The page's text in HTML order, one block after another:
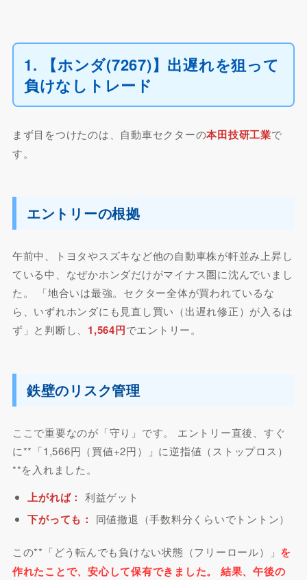
1. 【ホンダ(7267)】出遅れを狙って
負けなしトレード
まず目をつけたのは、自動車セクターの本田技研工業で
す。
エントリーの根拠
午前中、トヨタやスズキなど他の自動車株が軒並み上昇し
ている中、なぜかホンダだけがマイナス圏に沈んでいまし
た。 「地合いは最強。セクター全体が買われているな
ら、いずれホンダにも見直し買い（出遅れ修正）が入るは
ず」と判断し、 1,564円でエントリー。
鉄壁のリスク管理
ここで重要なのが「守り」です。 エントリー直後、すぐ
に**「1,566円（買値+2円）」に逆指値（ストップロス）
**を入れました。
上がれば： 利益ゲット
下がっても： 同値撤退（手数料分くらいでトントン）
この**「どう転んでも負けない状態（フリーロール）」 を
作れたことで、安心して保有できました。 結果、午後の